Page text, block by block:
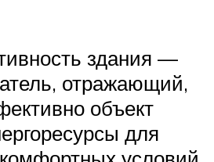
здания —
отражающий,
объект
для